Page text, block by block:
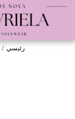
رئيسي